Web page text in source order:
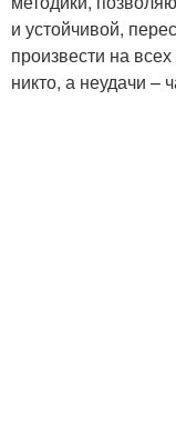
и устойчивой,
произвести на
никто, а неудачи –